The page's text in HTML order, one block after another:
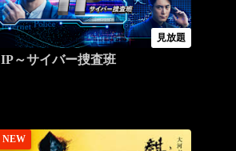
見放題
IP～サイバー捜査班
NEW